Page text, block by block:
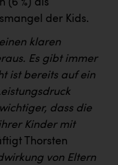
(6 %) als
der Kids.
klaren
Es gibt immer
ist bereits auf ein
dass die
Kinder mit
Thorsten
von Eltern